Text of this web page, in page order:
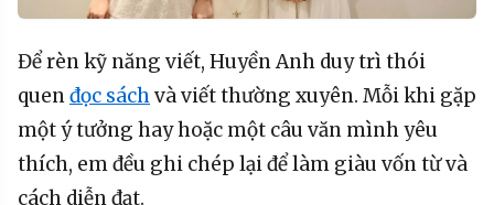
Để rèn kỹ năng viết, Huyền Anh duy trì thói
quenđọc sáchvà viết thường xuyên. Mỗi khi gặp
một ý tưởng hay hoặc một câu văn mình yêu
thích, em đều ghi chép lại để làm giàu vốn từ và
cách diễn đạt.